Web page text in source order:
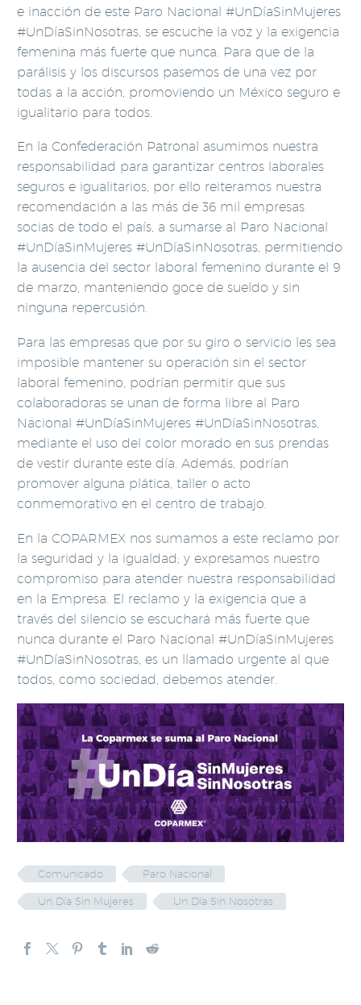
e inacción de este Paro Nacional #UnDíaSinMujeres
#UnDíaSinNosotras, se escuche la voz y la exigencia
femenina más fuerte que nunca. Para que de la
parálisis y los discursos pasemos de una vez por
todas a la acción, promoviendo un México seguro e
igualitario para todos.
En la Confederación Patronal asumimos nuestra
responsabilidad para garantizar centros laborales
seguros e igualitarios, por ello reiteramos nuestra
recomendación a las más de 36 mil empresas
socias de todo el país, a sumarse al Paro Nacional
#UnDíaSinMujeres #UnDíaSinNosotras, permitiendo
la ausencia del sector laboral femenino durante el 9
de marzo, manteniendo goce de sueldo y sin
ninguna repercusión.
Para las empresas que por su giro o servicio les sea
imposible mantener su operación sin el sector
laboral femenino, podrían permitir que sus
colaboradoras se unan de forma libre al Paro
Nacional #UnDíaSinMujeres #UnDíaSinNosotras,
mediante el uso del color morado en sus prendas
de vestir durante este día. Además, podrían
promover alguna plática, taller o acto
conmemorativo en el centro de trabajo.
En la COPARMEX nos sumamos a este reclamo por
la seguridad y la igualdad; y expresamos nuestro
compromiso para atender nuestra responsabilidad
en la Empresa. El reclamo y la exigencia que a
través del silencio se escuchará más fuerte que
nunca durante el Paro Nacional #UnDíaSinMujeres
#UnDíaSinNosotras, es un llamado urgente al que
todos, como sociedad, debemos atender.
Comunicado Paro Nacional
Un Día Sin Mujeres Un Día Sin Nosotras